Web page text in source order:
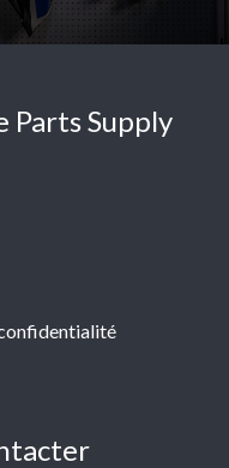
Parts Supply